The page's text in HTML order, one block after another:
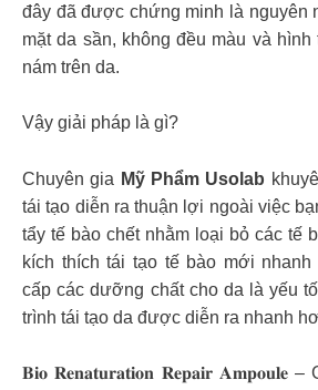
đây đã được chứng minh là nguyên
mặt da sần, không đều màu và hình
nám trên da.
Vậy giải pháp là gì?
Chuyên gia Mỹ Phẩm Usolab
tái tạo diễn ra thuận lợi ngoài việc
tẩy tế bào chết nhằm loại bỏ các tế
kích thích tái tạo tế bào mới
cấp các dưỡng chất cho da là yếu
trình tái tạo da được diễn ra nhanh
𝐁𝐢𝐨 𝐑𝐞𝐧𝐚𝐭𝐮𝐫𝐚𝐭𝐢𝐨𝐧 𝐑𝐞𝐩𝐚𝐢𝐫 𝐀𝐦𝐩𝐨𝐮𝐥𝐞